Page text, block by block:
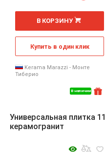
В наличии
м
В КОРЗИНУ
Купить в один клик
Kerama Marazzi - Монте
Тиберио
Универсальная плитка
керамогранит